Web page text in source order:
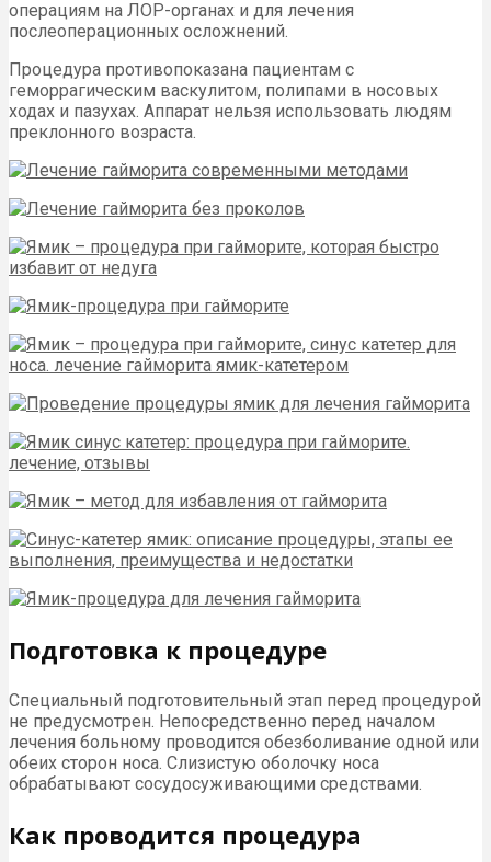
операциям на ЛОР-органах и для лечения
послеоперационных осложнений.
Процедура противопоказана пациентам с
геморрагическим васкулитом, полипами в носовых
ходах и пазухах. Аппарат нельзя использовать людям
преклонного возраста.
Подготовка к процедуре
Специальный подготовительный этап перед процедурой
не предусмотрен. Непосредственно перед началом
лечения больному проводится обезболивание одной или
обеих сторон носа. Слизистую оболочку носа
обрабатывают сосудосуживающими средствами.
Как проводится процедура